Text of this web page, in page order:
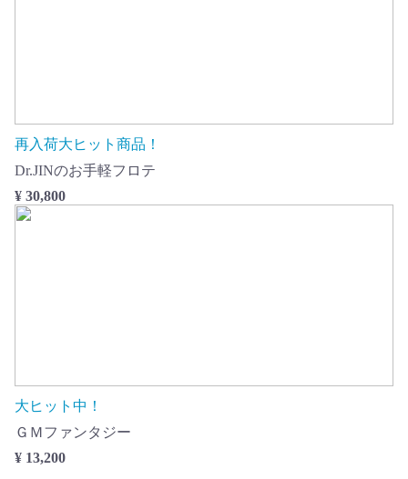
再入荷大ヒット商品！
Dr.JINのお手軽フロテ
¥ 30,800
大ヒット中！
ＧＭファンタジー
¥ 13,200